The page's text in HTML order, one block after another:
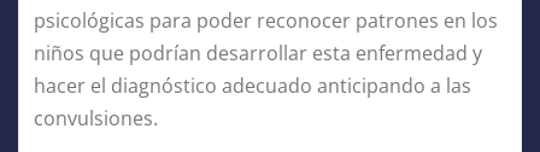
psicológicas para poder reconocer patrones en los
niños que podrían desarrollar esta enfermedad y
hacer el diagnóstico adecuado anticipando a las
convulsiones.